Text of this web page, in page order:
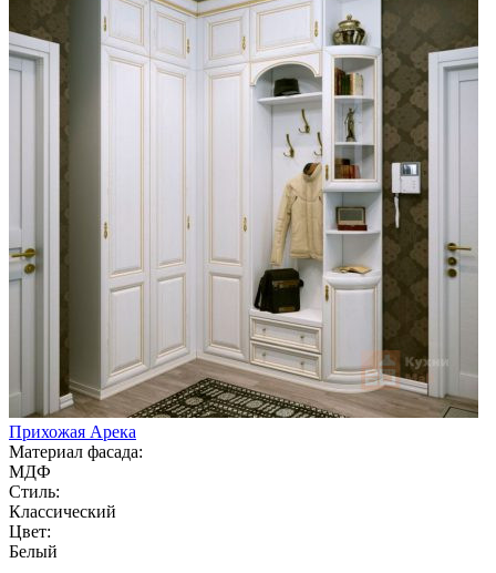
Прихожая Арека
Материал фасада:
МДФ
Стиль:
Классический
Цвет:
Белый